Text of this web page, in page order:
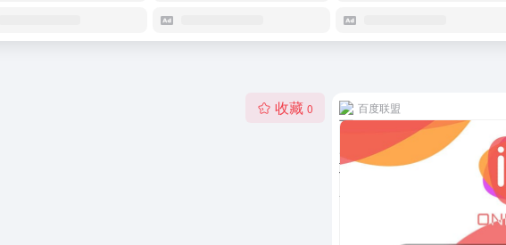
收藏 0 百度联盟